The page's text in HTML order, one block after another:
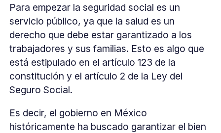
Para empezar la seguridad social es un
servicio público, ya que la salud es un
derecho que debe estar garantizado a los
trabajadores y sus familias. Esto es algo que
está estipulado en el artículo 123 de la
constitución y el artículo 2 de la Ley del
Seguro Social.
Es decir, el gobierno en México
históricamente ha buscado garantizar el bien